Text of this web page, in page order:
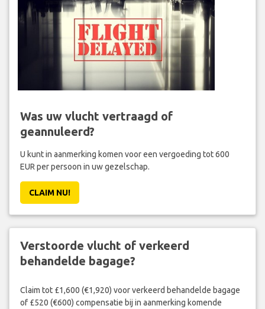
Was uw vlucht vertraagd of
geannuleerd?
U kunt in aanmerking komen voor een vergoeding tot 600
EUR per persoon in uw gezelschap.
CLAIM NU!
Verstoorde vlucht of verkeerd
behandelde bagage?
Claim tot £1,600 (€1,920) voor verkeerd behandelde bagage
of £520 (€600) compensatie bij in aanmerking komende